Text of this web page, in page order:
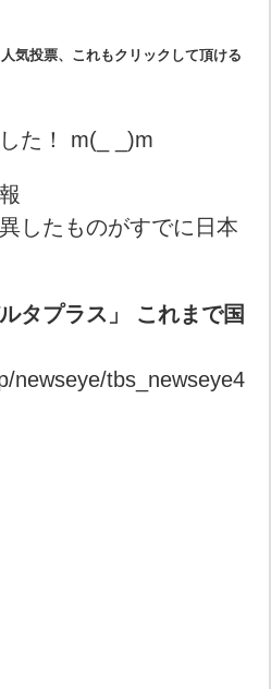
人気投票、これもクリックして頂ける
た！ m(_ _)m
したものがすでに日本
タプラス」 これまで国
newseye/tbs_newseye4